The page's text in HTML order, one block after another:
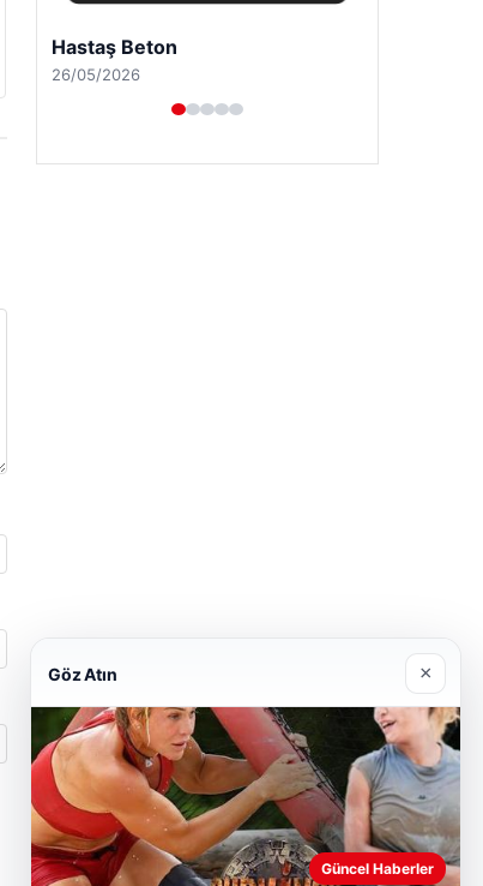
Prenses Night Club
29/04/2026
Göz Atın ×
Güncel Haberler